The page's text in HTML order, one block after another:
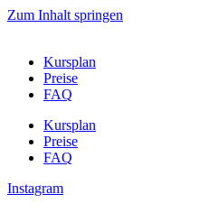
Zum Inhalt springen
Kursplan
Preise
FAQ
Kursplan
Preise
FAQ
Instagram